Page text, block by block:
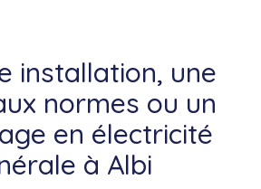
installation, une
normes ou un
en électricité
à Albi